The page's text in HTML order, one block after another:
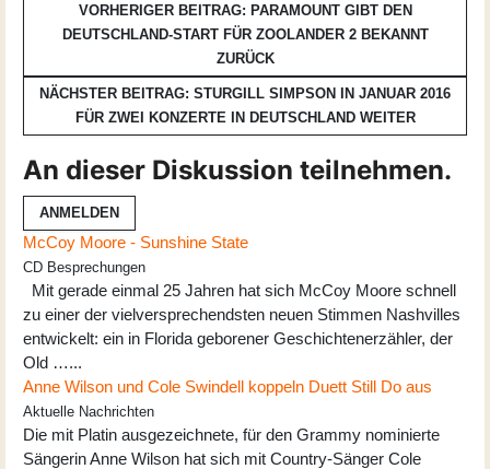
VORHERIGER BEITRAG: PARAMOUNT GIBT DEN
DEUTSCHLAND-START FÜR ZOOLANDER 2 BEKANNT
ZURÜCK
NÄCHSTER BEITRAG: STURGILL SIMPSON IN JANUAR 2016
FÜR ZWEI KONZERTE IN DEUTSCHLAND WEITER
An dieser Diskussion teilnehmen.
ANMELDEN
McCoy Moore - Sunshine State
CD Besprechungen
Mit gerade einmal 25 Jahren hat sich McCoy Moore schnell
zu einer der vielversprechendsten neuen Stimmen Nashvilles
entwickelt: ein in Florida geborener Geschichtenerzähler, der
Old …...
Anne Wilson und Cole Swindell koppeln Duett Still Do aus
Aktuelle Nachrichten
Die mit Platin ausgezeichnete, für den Grammy nominierte
Sängerin Anne Wilson hat sich mit Country-Sänger Cole